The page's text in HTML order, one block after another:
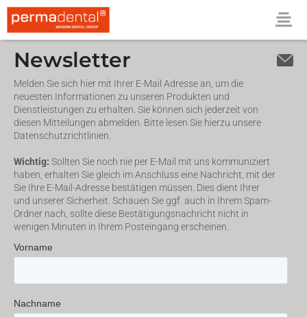
Newsletter
Melden Sie sich hier mit Ihrer E-Mail Adresse an, um die
neuesten Informationen zu unseren Produkten und
Dienstleistungen zu erhalten. Sie können sich jederzeit von
diesen Mitteilungen abmelden. Bitte lesen Sie hierzu unsere
Datenschutzrichtlinien.
Wichtig: Sollten Sie noch nie per E-Mail mit uns kommuniziert
haben, erhalten Sie gleich im Anschluss eine Nachricht, mit der
Sie Ihre E-Mail-Adresse bestätigen müssen. Dies dient Ihrer
und unserer Sicherheit. Schauen Sie ggf. auch in Ihrem Spam-
Ordner nach, sollte diese Bestätigungsnachricht nicht in
wenigen Minuten in Ihrem Posteingang erscheinen.